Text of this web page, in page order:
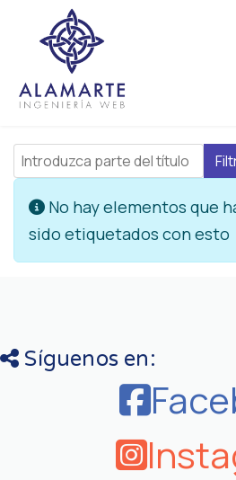
Introduzca parte del título
Información
No hay elementos que
sido etiquetados con esto
Síguenos en: